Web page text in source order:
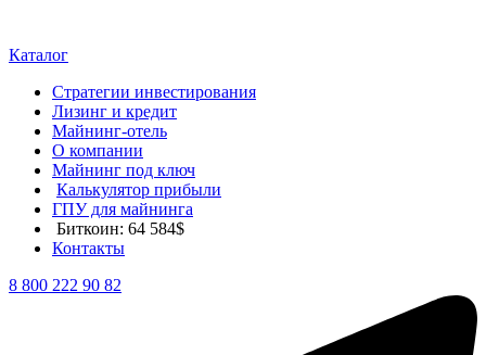
Каталог
Стратегии инвестирования
Лизинг и кредит
Майнинг-отель
О компании
Майнинг под ключ
Калькулятор прибыли
ГПУ для майнинга
Биткоин: 64 584$
Контакты
8 800 222 90 82